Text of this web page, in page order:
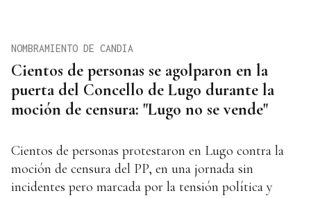
Cientos de personas se agolparon en la
puerta del Concello de Lugo durante la
moción de censura: "Lugo no se vende"
NOMBRAMIENTO DE CANDIA
Cientos de personas protestaron en Lugo contra la
moción de censura del PP, en una jornada sin
incidentes pero marcada por la tensión política y